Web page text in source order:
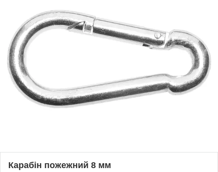
Карабін пожежний 8 мм